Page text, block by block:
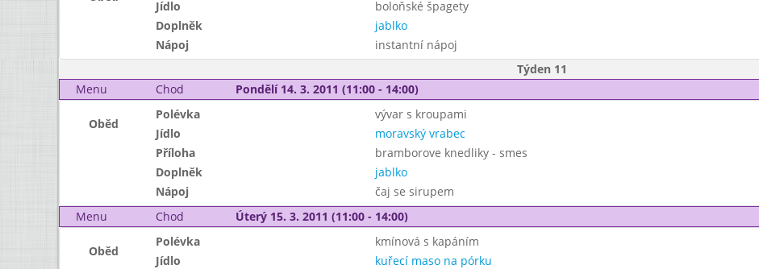
Jídlo
boloňské špagety
Doplněk
jablko
Nápoj
instantní nápoj
Týden 11
Menu
Chod Pondělí 14. 3. 2011 (11:00 - 14:00)
Oběd
Polévka
vývar s kroupami
Jídlo
moravský vrabec
Příloha
bramborove knedliky - smes
Doplněk
jablko
Nápoj
čaj se sirupem
Menu
Chod Úterý 15. 3. 2011 (11:00 - 14:00)
Oběd
Polévka
kmínová s kapáním
Jídlo
kuřecí maso na pórku